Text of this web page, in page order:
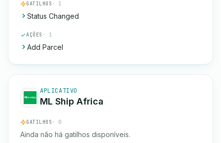
GATILHOS · 1
Status Changed
AÇÕES · 1
Add Parcel
APLICATIVO
ML Ship Africa
GATILHOS · 0
Ainda não há gatilhos disponíveis.